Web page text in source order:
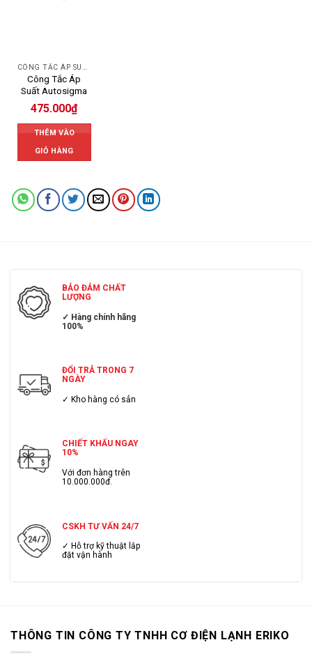
Công Tắc Áp
Suất Autosigma
475.000₫
THÊM VÀO
GIỎ HÀNG
BẢO ĐẢM CHẤT
LƯỢNG
✓ Hàng chính hãng
100%
ĐỔI TRẢ TRONG 7
NGÀY
✓ Kho hàng có sẳn
CHIẾT KHẤU NGAY
10%
Với đơn hàng trên
10.000.000đ.
CSKH TƯ VẤN 24/7
✓ Hỗ trợ kỹ thuật lắp
đặt vận hành
THÔNG TIN CÔNG TY TNHH CƠ ĐIỆN LẠNH ERIKO